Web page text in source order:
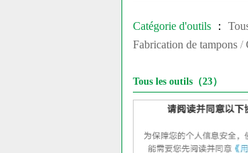
Catégorie d'outils ：
Fabrication de tampons /
Tous les outils（23）